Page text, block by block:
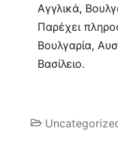
Αγγλικά,
Παρέχει
Βουλγαρία,
Βασίλειο.